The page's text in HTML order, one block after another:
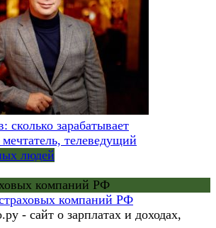
сколько зарабатывает
телеведущий
людей
компаний РФ
компаний РФ
- сайт о зарплатах и доходах,